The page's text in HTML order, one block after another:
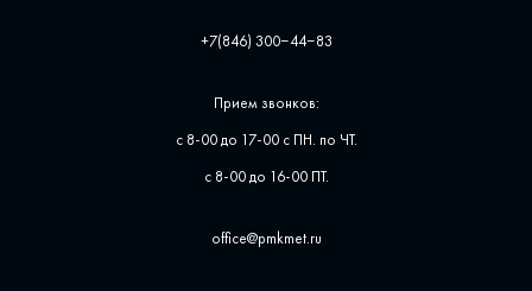
+7(846) 300‒44‒83
Прием звонков:
с 8-00 до 17-00 с ПН. по ЧТ.
с 8-00 до 16-00 ПТ.
office@pmkmet.ru